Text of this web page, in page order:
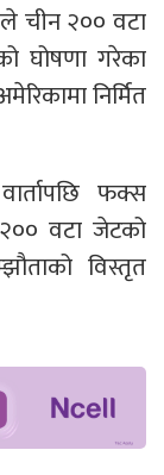
चीन २०० वटा
घोषणा गरेका
निर्मित
फक्स
वटा जेटको
विस्तृत